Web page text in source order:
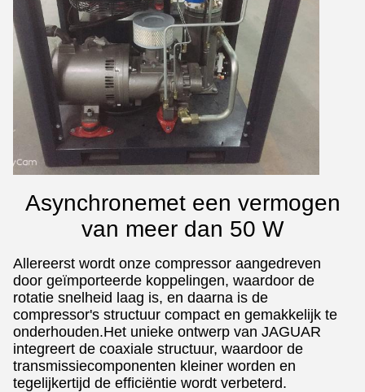
Asynchronemet een vermogen
van meer dan 50 W
Allereerst wordt onze compressor aangedreven
door geïmporteerde koppelingen, waardoor de
rotatie snelheid laag is, en daarna is de
compressor's structuur compact en gemakkelijk te
onderhouden.Het unieke ontwerp van JAGUAR
integreert de coaxiale structuur, waardoor de
transmissiecomponenten kleiner worden en
tegelijkertijd de efficiëntie wordt verbeterd.